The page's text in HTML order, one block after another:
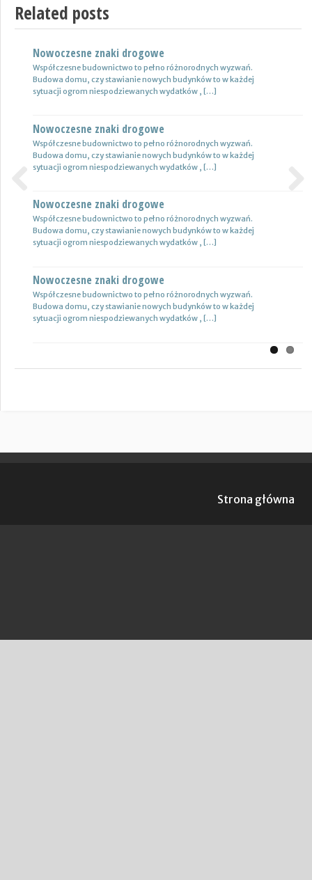
Related posts
Nowoczesne znaki drogowe
Współczesne budownictwo to pełno różnorodnych wyzwań.
Budowa domu, czy stawianie nowych budynków to w każdej
sytuacji ogrom niespodziewanych wydatków , […]
Nowoczesne znaki drogowe
Współczesne budownictwo to pełno różnorodnych wyzwań.
Budowa domu, czy stawianie nowych budynków to w każdej
sytuacji ogrom niespodziewanych wydatków , […]
Nowoczesne znaki drogowe
Współczesne budownictwo to pełno różnorodnych wyzwań.
Budowa domu, czy stawianie nowych budynków to w każdej
sytuacji ogrom niespodziewanych wydatków , […]
Nowoczesne znaki drogowe
Współczesne budownictwo to pełno różnorodnych wyzwań.
Budowa domu, czy stawianie nowych budynków to w każdej
sytuacji ogrom niespodziewanych wydatków , […]
Jaki wybrać kierunek studiów?
### Znakomita większość osób po szkole średniej wybiera się na
studia, zamiast próbować swoich sił w poszukiwaniu pracy. Niestety
ukończenie […]
Jakie warto wybrać studia?
### Po liceum czy wręcz technikum absolwenci wybierają się na
studia bhp. Mają przed sobą wielkie plany, patrzą na świat […]
Previous
Strona główna